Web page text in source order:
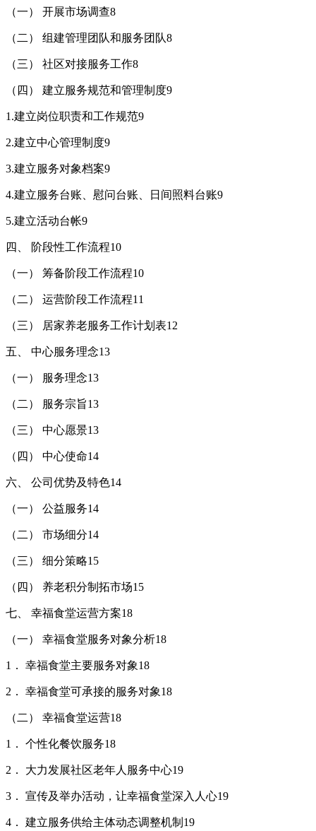
（一） 开展市场调查8
（二） 组建管理团队和服务团队8
（三） 社区对接服务工作8
（四） 建立服务规范和管理制度9
1.建立岗位职责和工作规范9
2.建立中心管理制度9
3.建立服务对象档案9
4.建立服务台账、慰问台账、日间照料台账9
5.建立活动台帐9
四、 阶段性工作流程10
（一） 筹备阶段工作流程10
（二） 运营阶段工作流程11
（三） 居家养老服务工作计划表12
五、 中心服务理念13
（一） 服务理念13
（二） 服务宗旨13
（三） 中心愿景13
（四） 中心使命14
六、 公司优势及特色14
（一） 公益服务14
（二） 市场细分14
（三） 细分策略15
（四） 养老积分制拓市场15
七、 幸福食堂运营方案18
（一） 幸福食堂服务对象分析18
1． 幸福食堂主要服务对象18
2． 幸福食堂可承接的服务对象18
（二） 幸福食堂运营18
1． 个性化餐饮服务18
2． 大力发展社区老年人服务中心19
3． 宣传及举办活动，让幸福食堂深入人心19
4． 建立服务供给主体动态调整机制19